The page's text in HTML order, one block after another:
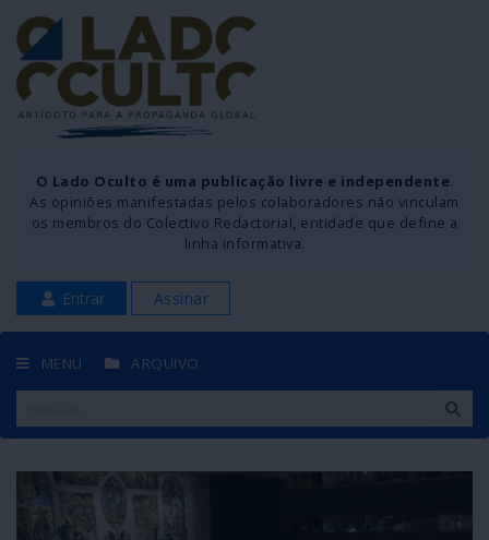
O Lado Oculto é uma publicação livre e independente.
As opiniões manifestadas pelos colaboradores não vinculam
os membros do Colectivo Redactorial, entidade que define a
linha informativa.
Entrar Assinar
MENU ARQUIVO